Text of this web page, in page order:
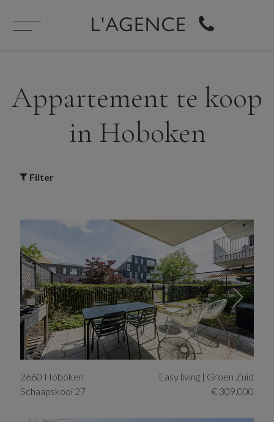
Appartement te koop
in Hoboken
Filter
2660 Hoboken
Schaapskooi 27
Easy living | Groen Zuid
€ 309.000